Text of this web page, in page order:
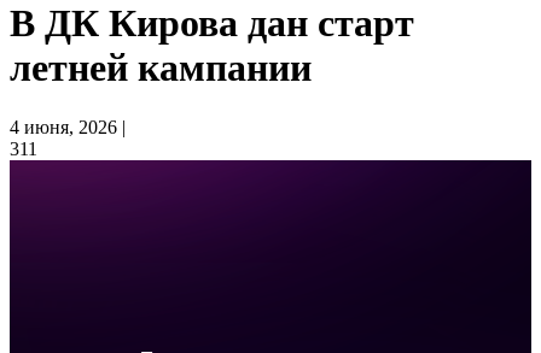
В ДК Кирова дан старт
летней кампании
4 июня, 2026 |
311